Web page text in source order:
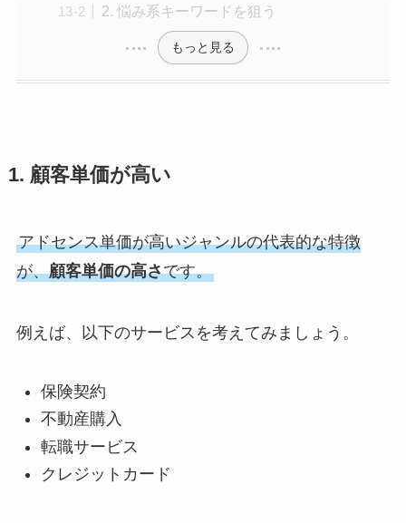
2. 悩み系キーワードを狙う
もっと見る
1. 顧客単価が高い
アドセンス単価が高いジャンルの代表的な特徴
が、顧客単価の高さです。
例えば、以下のサービスを考えてみましょう。
保険契約
不動産購入
転職サービス
クレジットカード